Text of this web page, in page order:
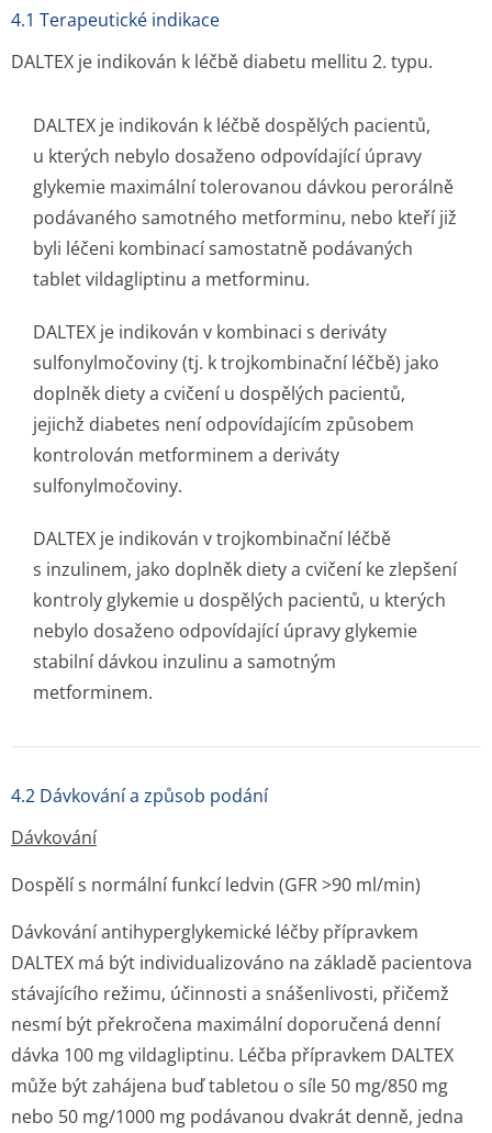
4.1 Terapeutické indikace
DALTEX je indikován k léčbě diabetu mellitu 2. typu.
DALTEX je indikován k léčbě dospělých pacientů,
u kterých nebylo dosaženo odpovídající úpravy
glykemie maximální tolerovanou dávkou perorálně
podávaného samotného metforminu, nebo kteří již
byli léčeni kombinací samostatně podávaných
tablet vildagliptinu a metforminu.
DALTEX je indikován v kombinaci s deriváty
sulfonylmočoviny (tj. k trojkombinační léčbě) jako
doplněk diety a cvičení u dospělých pacientů,
jejichž diabetes není odpovídajícím způsobem
kontrolován metforminem a deriváty
sulfonylmočoviny.
DALTEX je indikován v trojkombinační léčbě
s inzulinem, jako doplněk diety a cvičení ke zlepšení
kontroly glykemie u dospělých pacientů, u kterých
nebylo dosaženo odpovídající úpravy glykemie
stabilní dávkou inzulinu a samotným
metforminem.
4.2 Dávkování a způsob podání
Dávkování
Dospělí s normální funkcí ledvin (GFR >90 ml/min)
Dávkování antihyperglykemické léčby přípravkem
DALTEX má být individualizováno na základě pacientova
stávajícího režimu, účinnosti a snášenlivosti, přičemž
nesmí být překročena maximální doporučená denní
dávka 100 mg vildagliptinu. Léčba přípravkem DALTEX
může být zahájena buď tabletou o síle 50 mg/850 mg
nebo 50 mg/1000 mg podávanou dvakrát denně, jedna